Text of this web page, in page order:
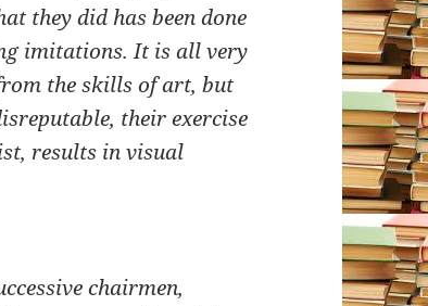
they did has been done
imitations. It is all very
the skills of art, but
their exercise
results in visual
chairmen,